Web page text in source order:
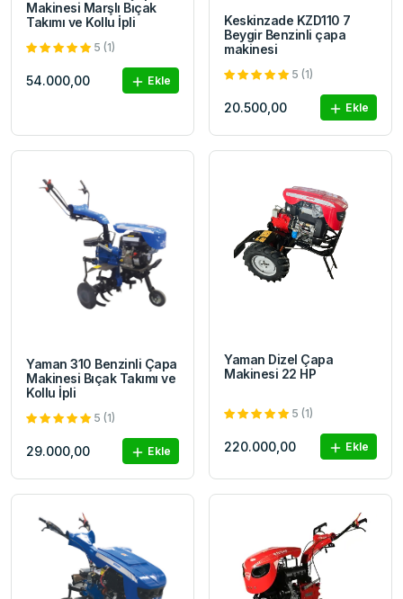
Makinesi Marşlı Bıçak
Takımı ve Kollu İpli
5 (1)
54.000,00 Ekle
Keskinzade KZD110 7
Beygir Benzinli çapa
makinesi
5 (1)
20.500,00 Ekle
Yaman 310 Benzinli Çapa
Makinesi Bıçak Takımı ve
Kollu İpli
5 (1)
29.000,00 Ekle
Yaman Dizel Çapa
Makinesi 22 HP
5 (1)
220.000,00 Ekle